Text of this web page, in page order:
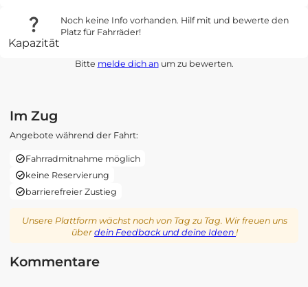
Kapazität
Noch keine Info vorhanden. Hilf mit und bewerte den
Platz für Fahrräder!
Bitte melde dich anum zu bewerten.
Im Zug
Angebote während der Fahrt:
Fahrradmitnahme möglich
keine Reservierung
barrierefreier Zustieg
Unsere Plattform wächst noch von Tag zu Tag. Wir freuen uns
überdein Feedback und deine Ideen !
Kommentare